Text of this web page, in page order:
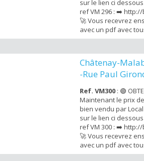
sur le lien ci
ref VM 296 : ➡️ http://
🚀 Vous recevrez
avec un pdf avec
bien vendu Local
un terrain de
tramway T10 et des
centre ville ! ...
Châtenay-
-Rue Paul
Ref. VM300 : 🟢
Maintenant le prix
bien vendu par
sur le lien ci
ref VM 300 : ➡️ http://
🚀 Vous recevrez
avec un pdf avec
bien vendu. Local